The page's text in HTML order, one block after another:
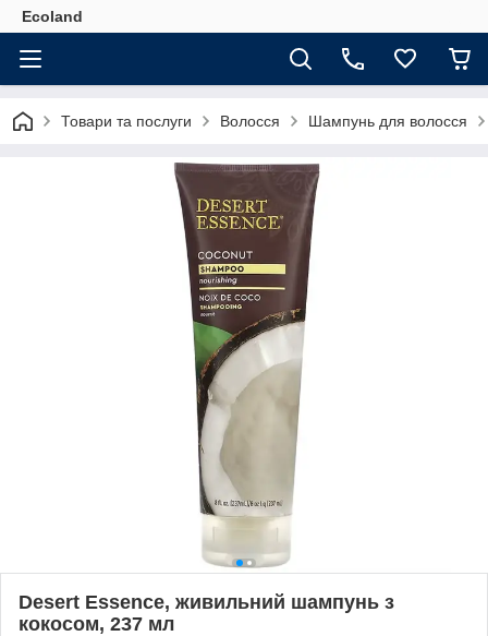
Ecoland
Товари та послуги Волосся Шампунь для волосся
Desert Essence, живильний шампунь з
кокосом, 237 мл